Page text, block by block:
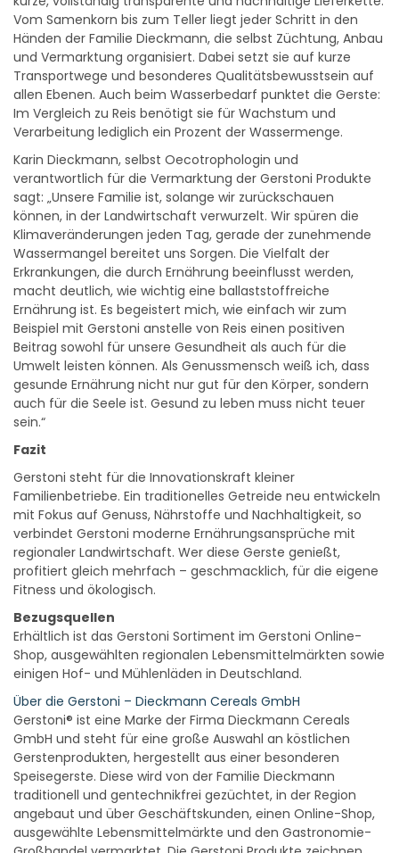
Vom Samenkorn bis zum Teller liegt jeder Schritt in den
Händen der Familie Dieckmann, die selbst Züchtung, Anbau
und Vermarktung organisiert. Dabei setzt sie auf kurze
Transportwege und besonderes Qualitätsbewusstsein auf
allen Ebenen. Auch beim Wasserbedarf punktet die Gerste:
Im Vergleich zu Reis benötigt sie für Wachstum und
Verarbeitung lediglich ein Prozent der Wassermenge.
Karin Dieckmann, selbst Oecotrophologin und
verantwortlich für die Vermarktung der Gerstoni Produkte
sagt: „Unsere Familie ist, solange wir zurückschauen
können, in der Landwirtschaft verwurzelt. Wir spüren die
Klimaveränderungen jeden Tag, gerade der zunehmende
Wassermangel bereitet uns Sorgen. Die Vielfalt der
Erkrankungen, die durch Ernährung beeinflusst werden,
macht deutlich, wie wichtig eine ballaststoffreiche
Ernährung ist. Es begeistert mich, wie einfach wir zum
Beispiel mit Gerstoni anstelle von Reis einen positiven
Beitrag sowohl für unsere Gesundheit als auch für die
Umwelt leisten können. Als Genussmensch weiß ich, dass
gesunde Ernährung nicht nur gut für den Körper, sondern
auch für die Seele ist. Gesund zu leben muss nicht teuer
sein.“
Fazit
Gerstoni steht für die Innovationskraft kleiner
Familienbetriebe. Ein traditionelles Getreide neu entwickeln
mit Fokus auf Genuss, Nährstoffe und Nachhaltigkeit, so
verbindet Gerstoni moderne Ernährungsansprüche mit
regionaler Landwirtschaft. Wer diese Gerste genießt,
profitiert gleich mehrfach – geschmacklich, für die eigene
Fitness und ökologisch.
Bezugsquellen
Erhältlich ist das Gerstoni Sortiment im Gerstoni Online-
Shop, ausgewählten regionalen Lebensmittelmärkten sowie
einigen Hof- und Mühlenläden in Deutschland.
Über die Gerstoni – Dieckmann Cereals GmbH
Gerstoni® ist eine Marke der Firma Dieckmann Cereals
GmbH und steht für eine große Auswahl an köstlichen
Gerstenprodukten, hergestellt aus einer besonderen
Speisegerste. Diese wird von der Familie Dieckmann
traditionell und gentechnikfrei gezüchtet, in der Region
angebaut und über Geschäftskunden, einen Online-Shop,
ausgewählte Lebensmittelmärkte und den Gastronomie-